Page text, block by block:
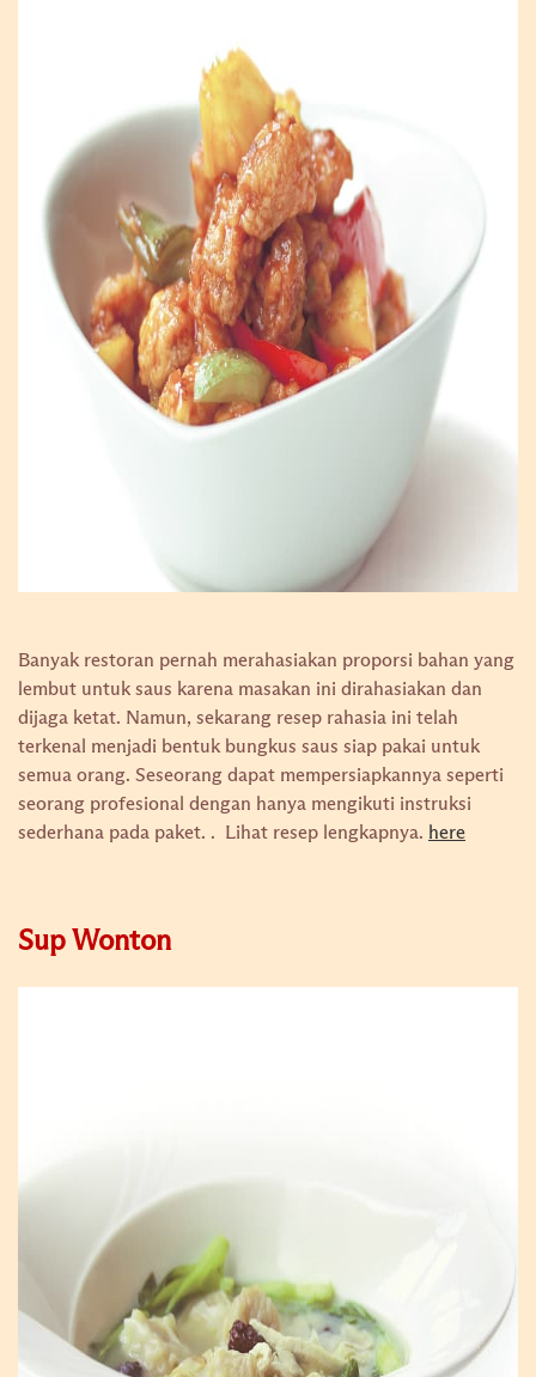
Banyak restoran pernah merahasiakan proporsi bahan yang
lembut untuk saus karena masakan ini dirahasiakan dan
dijaga ketat. Namun, sekarang resep rahasia ini telah
terkenal menjadi bentuk bungkus saus siap pakai untuk
semua orang. Seseorang dapat mempersiapkannya seperti
seorang profesional dengan hanya mengikuti instruksi
sederhana pada paket. .
Lihat resep lengkapnya. here
Sup Wonton